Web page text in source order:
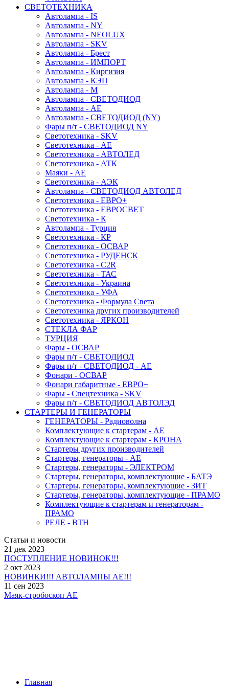
СВЕТОТЕХНИКА
Автолампа - IS
Автолампа - NY
Автолампа - NEOLUX
Автолампа - SKV
Автолампа - Брест
Автолампа - ИМПОРТ
Автолампа - Киргизия
Автолампа - КЭП
Автолампа - М
Автолампа - СВЕТОДИОД
Автолампа - АЕ
Автолампа - СВЕТОДИОД (NY)
Фары п/т - СВЕТОДИОД NY
Светотехника - SKV
Светотехника - АЕ
Светотехника - АВТОЛЕД
Светотехника - АТК
Маяки - АЕ
Светотехника - АЭК
Автолампа - СВЕТОДИОД АВТОЛЕД
Светотехника - ЕВРО+
Светотехника - ЕВРОСВЕТ
Светотехника - К
Автолампа - Турция
Светотехника - КР
Светотехника - ОСВАР
Светотехника - РУДЕНСК
Светотехника - C2R
Светотехника - ТАС
Светотехника - Украина
Светотехника - УФА
Светотехника - Формула Света
Светотехника других производителей
Светотехника - ЯРКОН
СТЕКЛА ФАР
ТУРЦИЯ
Фары - ОСВАР
Фары п/т - СВЕТОДИОД
Фары п/т - СВЕТОДИОД - АЕ
Фонари - ОСВАР
Фонари габаритные - ЕВРО+
Фары - Спецтехника - SKV
Фары п/т - СВЕТОДИОД АВТОЛЭД
СТАРТЕРЫ И ГЕНЕРАТОРЫ
ГЕНЕРАТОРЫ - Радиоволна
Комплектующие к стартерам - АЕ
Комплектующие к стартерам - КРОНА
Стартеры других производителей
Стартеры, генераторы - АЕ
Стартеры, генераторы - ЭЛЕКТРОМ
Стартеры, генераторы, комплектующие - БАТЭ
Стартеры, генераторы, комплектующие - ЗИТ
Стартеры, генераторы, комплектующие - ПРАМО
Комплектующие к стартерам и генераторам -
ПРАМО
РЕЛЕ - ВТН
Статьи и новости
21 дек 2023
ПОСТУПЛЕНИЕ НОВИНОК!!!
2 окт 2023
НОВИНКИ!!! АВТОЛАМПЫ АЕ!!!
11 сен 2023
Маяк-стробоскоп АЕ
Главная